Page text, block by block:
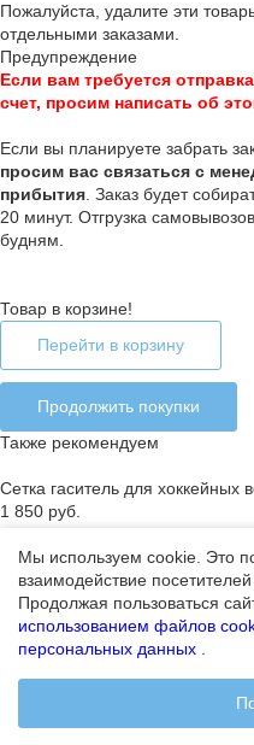
Мы используем cookie. Это
взаимодействие
Продолжая пользоваться
использованием файлов
персональных данных
Пожалуйста, удалите эти
отдельными заказами.
Предупреждение
Если вам требуется
счет, просим написать об
Если вы планируете забрать
просим вас связаться с
прибытия . Заказ будет
20 минут. Отгрузка
будням.
Товар в корзине!
Перейти в корзину
Продолжить покупки
Также рекомендуем
Сетка гаситель для хоккейных
1 850 руб.
Ошибка добавления товара в
Закончился лимит на покупку
Продолжить покупки
Не удалось оформить заказ за
Попробуйте позже.